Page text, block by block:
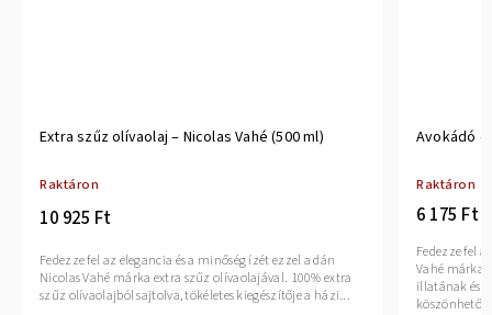
Extra szűz olívaolaj – Nicolas Vahé (500 ml)
Raktáron
10 925 Ft
Fedezze fel az elegancia és a minőség ízét ezzel a dán
Nicolas Vahé márka extra szűz olívaolajával. 100% extra
szűz olívaolajból sajtolva, tökéletes kiegészítője a házi...
Avokádó
Raktáron
6 175 Ft
Fedezze fel
Vahé márka
illatának és